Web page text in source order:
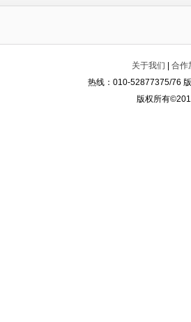
关于我们
合作
热线：010-52877375/76
版权所有